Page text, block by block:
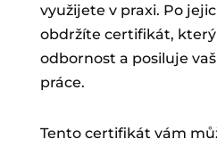
využijete v praxi. Po
obdržíte certifikát,
odbornost a posiluje
práce.
Tento certifikát vám